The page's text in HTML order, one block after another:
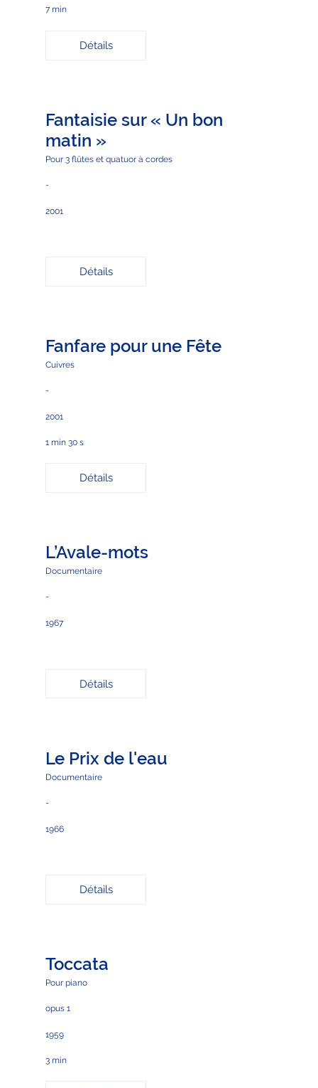
7 min
Détails
Fantaisie sur « Un bon
matin »
Pour 3 flûtes et quatuor à cordes
-
2001
Détails
Fanfare pour une Fête
Cuivres
-
2001
1 min 30 s
Détails
L’Avale-mots
Documentaire
-
1967
Détails
Le Prix de l'eau
Documentaire
-
1966
Détails
Toccata
Pour piano
opus 1
1959
3 min